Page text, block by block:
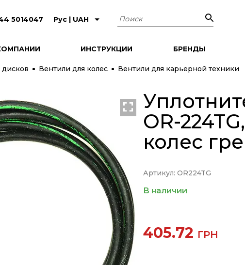
5014047 Рус | UAH Поиск
ИНСТРУКЦИИ БРЕНДЫ
Вентили для колес Вентили для карьерной техники
OR-
колес
Артикул: OR224TG
В наличии
405.72 ГРН